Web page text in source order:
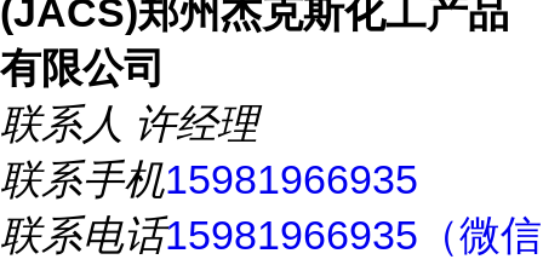
(JACS)郑州杰克斯化工产品
有限公司
联系人 许经理
联系手机15981966935
联系电话15981966935（微信